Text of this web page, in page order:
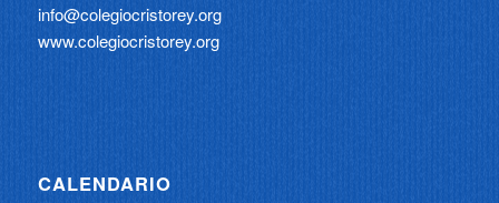
info@colegiocristorey.org
www.colegiocristorey.org
CALENDARIO